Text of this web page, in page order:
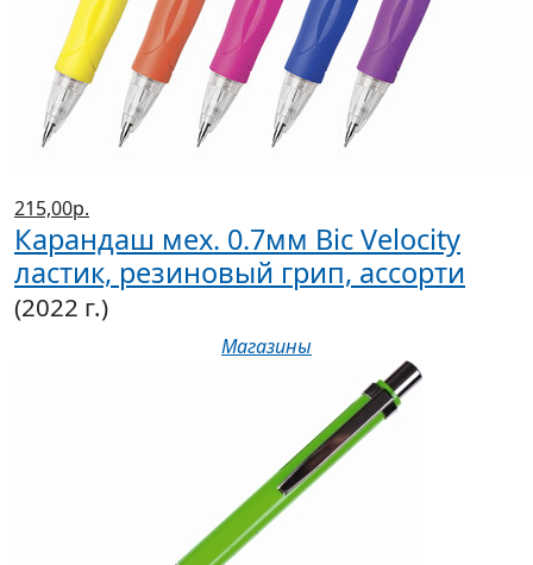
215,00р.
Карандаш мех. 0.7мм Bic Velocity
ластик, резиновый грип, ассорти
(2022 г.)
Магазины